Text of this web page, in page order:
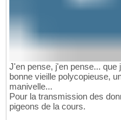
J'en pense, j'en pense...
bonne vieille polycopieuse,
manivelle...
Pour la transmission des
pigeons de la cours.